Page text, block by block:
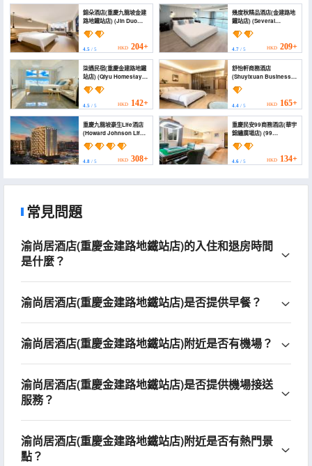
錦朵酒店(重慶九龍坡金建
路地鐵站店) (Jin Duo
Hotel)
4.5 / 5 HKD 204+
幾度秋精品酒店(金建路地
鐵站店) (Several
degrees autumn
boutique self-service
unmanned hotel)
4.7/ 5 HKD 209+
柒遇民宿(重慶金建路地鐵
站店) (Qiyu Homestay
(Chongqing Jinjian
Road Subway Station))
4.5 / 5 HKD 142+
舒怡軒商務酒店
(Shuyixuan Business
Hotel)
4.4/ 5 HKD 165+
重慶九龍坡豪生Life酒店
(Howard Johnson Life
Jiulongpo Chongqing)
4.8 / 5 HKD 308+
重慶民安99商務酒店(華宇
錦繡廣場店) (99
Business Hotel
Chongqing Min'an)
4.6/ 5 HKD 134+
常見問題
渝尚居酒店(重慶金建路地鐵站店)的入住和退房時間
是什麼？
渝尚居酒店(重慶金建路地鐵站店)是否提供早餐？
渝尚居酒店(重慶金建路地鐵站店)附近是否有機場？
渝尚居酒店(重慶金建路地鐵站店)是否提供機場接送
服務？
渝尚居酒店(重慶金建路地鐵站店)附近是否有熱門景
點？